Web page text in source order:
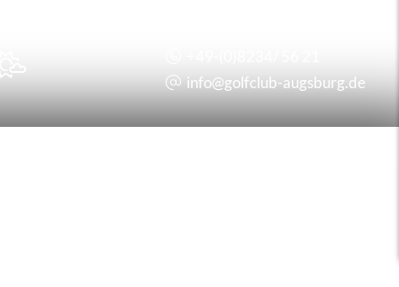
info@golfclub-augsburg.de